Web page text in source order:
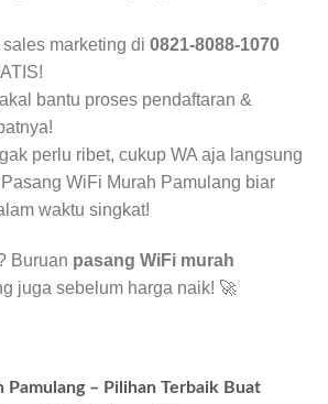
marketing di 0821-8088-1070
bantu proses pendaftaran &
perlu ribet, cukup WA aja langsung
WiFi Murah Pamulang biar
waktu singkat!
Buruan pasang WiFi murah
juga sebelum harga naik! 🚀
Pamulang – Pilihan Terbaik Buat